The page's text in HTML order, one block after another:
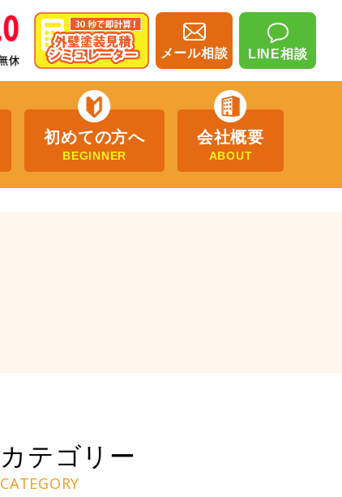
メール相談 LINE相談
初めての方へ
BEGINNER
会社概要
ABOUT
カテゴリー
CATEGORY